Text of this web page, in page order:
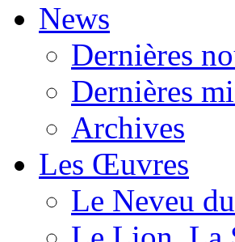
News
Dernières
Dernières
Archives
Les Œuvres
Le Neveu